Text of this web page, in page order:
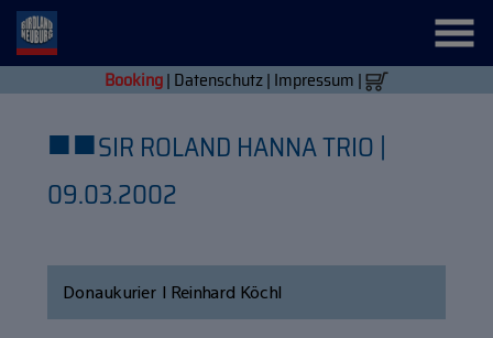
Booking| Datenschutz| Impressum |
■■SIR ROLAND HANNA TRIO |
09.03.2002
Donaukurier | Reinhard Köchl